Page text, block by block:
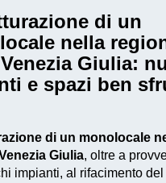
di un
nella
Giulia:
e spazi ben
di un monolocale
Giulia, oltre a
impianti, al rifacimento